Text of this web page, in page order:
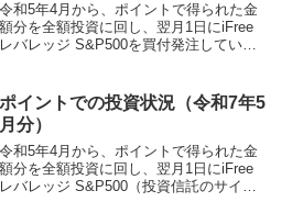
令和5年4月から、ポイントで得られた金
額分を全額投資に回し、翌月1日にiFree
レバレッジ S&P500を買付発注していま
象ポイント楽天ポイント、ポイントサ...
ポイントでの投資状況（令和7年5
月分）
令和5年4月から、ポイントで得られた金
額分を全額投資に回し、翌月1日にiFree
レバレッジ S&P500（投資信託のサイ